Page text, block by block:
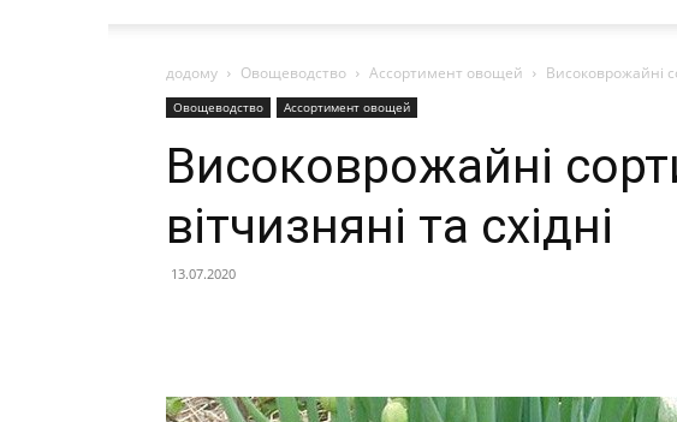
додому Овощеводство Ассортимент овощей Високоврожайні
Овощеводство Ассортимент овощей
Високоврожайні
вітчизняні та східні
13.07.2020